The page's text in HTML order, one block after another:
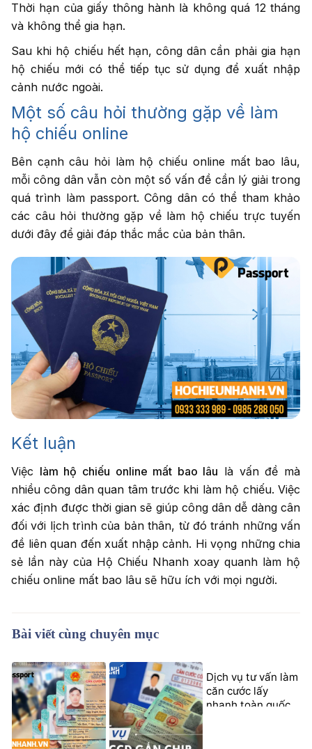
Thời hạn của giấy thông hành là không quá 12 tháng
và không thể gia hạn.
Sau khi hộ chiếu hết hạn, công dân cần phải gia hạn
hộ chiếu mới có thể tiếp tục sử dụng để xuất nhập
cảnh nước ngoài.
Một số câu hỏi thường gặp về làm
hộ chiếu online
Bên cạnh câu hỏi làm hộ chiếu online mất bao lâu,
mỗi công dân vẫn còn một số vấn đề cần lý giải trong
quá trình làm passport. Công dân có thể tham khảo
các câu hỏi thường gặp về làm hộ chiếu trực tuyến
dưới đây để giải đáp thắc mắc của bản thân.
Kết luận
Việc làm hộ chiếu online mất bao lâu là vấn đề mà
nhiều công dân quan tâm trước khi làm hộ chiếu. Việc
xác định được thời gian sẽ giúp công dân dễ dàng cân
đối với lịch trình của bản thân, từ đó tránh những vấn
đề liên quan đến xuất nhập cảnh. Hi vọng những chia
sẻ lần này của Hộ Chiếu Nhanh xoay quanh làm hộ
chiếu online mất bao lâu sẽ hữu ích với mọi người.
Bài viết cùng chuyên mục
Dịch vụ tư vấn làm
căn cước lấy
nhanh toàn quốc